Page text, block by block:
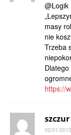
@Logik
masy
nie
Trzeba
https://
szczur
02/01/